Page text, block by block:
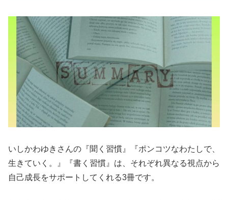
いしかわゆきさんの『聞く習慣』『ポンコツなわたしで、
生きていく。』『書く習慣』は、それぞれ異なる視点から
自己成長をサポートしてくれる3冊です。